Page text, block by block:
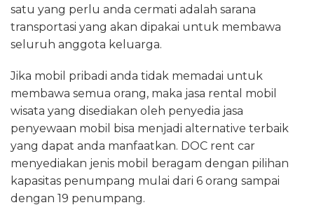
satu yang perlu anda cermati adalah sarana
transportasi yang akan dipakai untuk membawa
seluruh anggota keluarga.
Jika mobil pribadi anda tidak memadai untuk
membawa semua orang, maka jasa rental mobil
wisata yang disediakan oleh penyedia jasa
penyewaan mobil bisa menjadi alternative terbaik
yang dapat anda manfaatkan. DOC rent car
menyediakan jenis mobil beragam dengan pilihan
kapasitas penumpang mulai dari 6 orang sampai
dengan 19 penumpang.